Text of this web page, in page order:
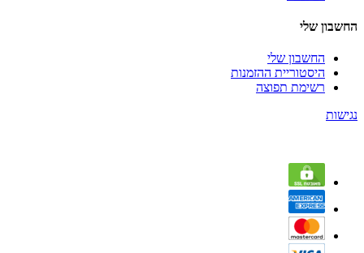
החשבון שלי
החשבון שלי
היסטוריית ההזמנות
רשימת תפוצה
נגישות